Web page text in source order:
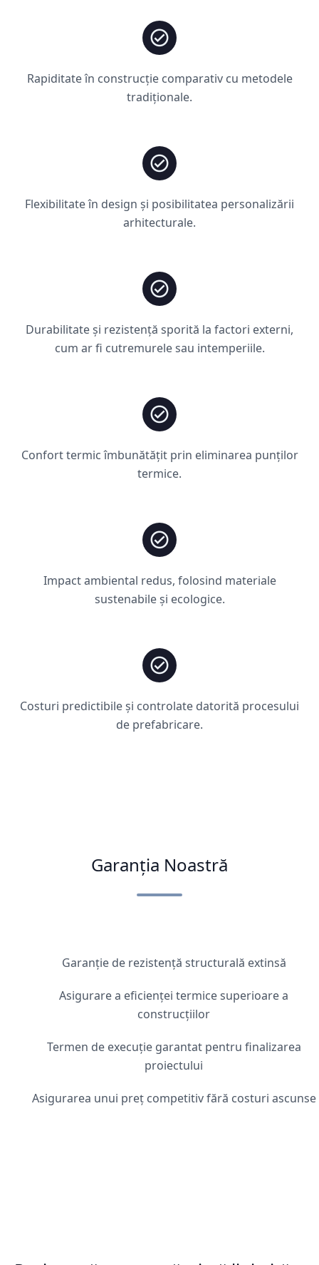
Rapiditate în construcție comparativ cu metodele
tradiționale.
Flexibilitate în design și posibilitatea personalizării
arhitecturale.
Durabilitate și rezistență sporită la factori externi,
cum ar fi cutremurele sau intemperiile.
Confort termic îmbunătățit prin eliminarea punților
termice.
Impact ambiental redus, folosind materiale
sustenabile și ecologice.
Costuri predictibile și controlate datorită procesului
de prefabricare.
Garanția Noastră
Garanție de rezistență structurală extinsă
Asigurare a eficienței termice superioare a
construcțiilor
Termen de execuție garantat pentru finalizarea
proiectului
Asigurarea unui preț competitiv fără costuri ascunse